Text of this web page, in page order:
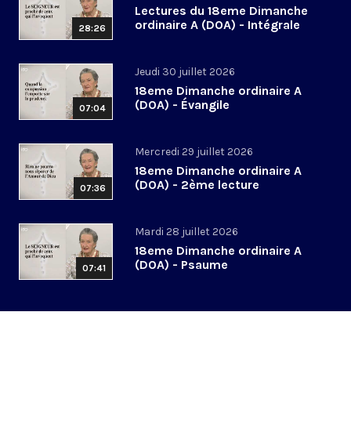
28:26
Lectures du 18eme Dimanche
ordinaire A (DOA) - Intégrale
07:04
Jeudi 30 juillet 2026
18eme Dimanche ordinaire A
(DOA) - Évangile
07:36
Mercredi 29 juillet 2026
18eme Dimanche ordinaire A
(DOA) - 2ème lecture
07:41
Mardi 28 juillet 2026
18eme Dimanche ordinaire A
(DOA) - Psaume